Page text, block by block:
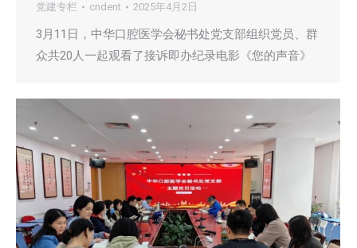
党建专栏 cndent 2025年4月2日
3月11日，中华口腔医学会秘书处党支部组织党员、群
众共20人一起观看了接诉即办纪录电影《您的声音》